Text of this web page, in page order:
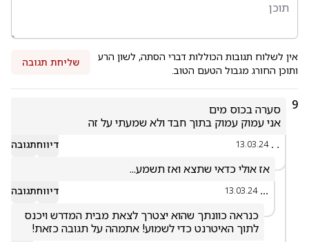
אין לשלוח תגובות הכוללות דברי הסתה, לשון הרע
ותוכן החורג מגבול הטעם הטוב.
שליחת תגובה
9
אני עמוק עמוק בתוך חבד ולא שמעתי על זה
. .
13.03.24 דיווחתגובה
אז אולי כדאי שתצא ואז תשמע...
...
13.03.24 דיווחתגובה
לתוך האיטרנט כדי לשמוע! אתמהה על תגובה כזאת!